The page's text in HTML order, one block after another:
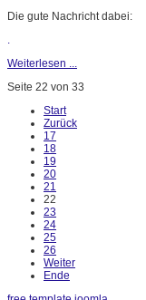
Die gute Nachricht dabei:
.
Weiterlesen ...
Seite 22 von 33
Start
Zurück
17
18
19
20
21
22
23
24
25
26
Weiter
Ende